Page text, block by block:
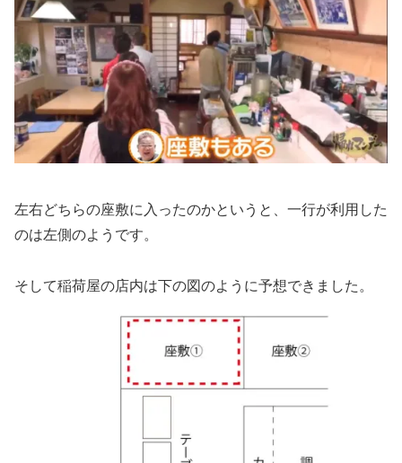
左右どちらの座敷に入ったのかというと、一行が利用した
のは左側のようです。
そして稲荷屋の店内は下の図のように予想できました。